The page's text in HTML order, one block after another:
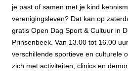
je past of samen met je kind
verenigingsleven? Dat kan op
gratis Open Dag Sport & Cultuur in
Prinsenbeek. Van 13.00 tot 16.00
verschillende sportieve en culturele
zich met activiteiten, clinics en